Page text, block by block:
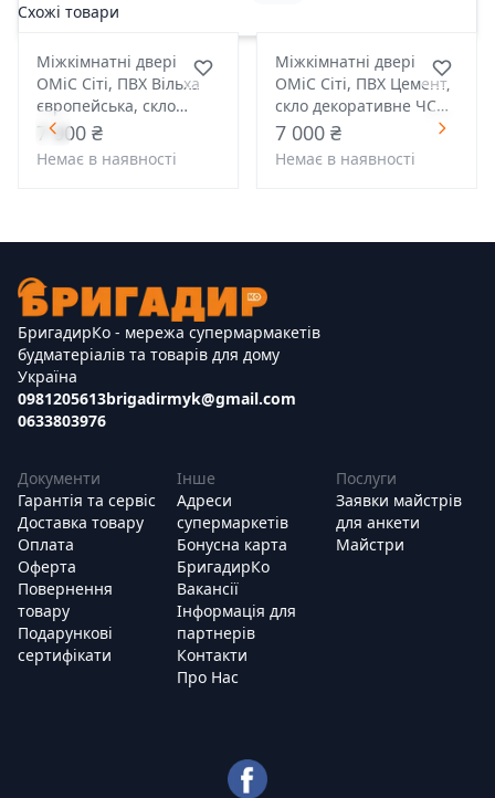
Схожі товари
Міжкімнатні двері
OMiC Сіті, ПВХ Вільха
європейська, скло
декоративне ЧС
(чорне)
7 000 ₴
Немає в наявності
Міжкімнатні двері
OMiC Сіті, ПВХ Цемент,
скло декоративне ЧС
(чорне)
7 000 ₴
Немає в наявності
БригадирКо - мережа супермармакетів
будматеріалів та товарів для дому
Україна
0981205613
0633803976
brigadirmyk@gmail.com
Документи
Гарантія та сервіс
Доставка товару
Оплата
Оферта
Повернення
товару
Подарункові
сертифікати
Інше
Адреси
супермаркетів
Бонусна карта
БригадирКо
Вакансії
Інформація для
партнерів
Контакти
Про Нас
Послуги
Заявки майстрів
для анкети
Майстри